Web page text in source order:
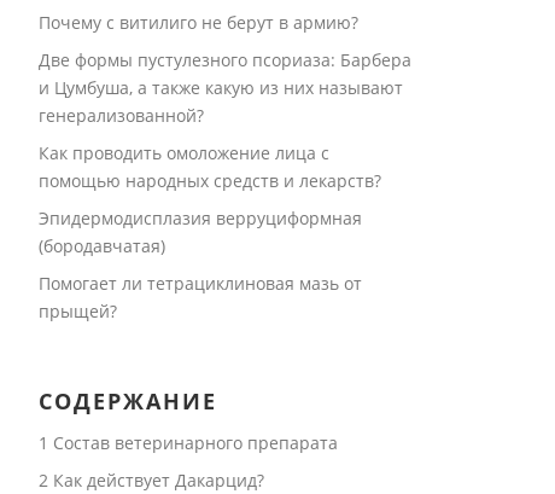
Почему с витилиго не берут в армию?
Две формы пустулезного псориаза: Барбера
и Цумбуша, а также какую из них называют
генерализованной?
Как проводить омоложение лица с
помощью народных средств и лекарств?
Эпидермодисплазия верруциформная
(бородавчатая)
Помогает ли тетрациклиновая мазь от
прыщей?
СОДЕРЖАНИЕ
1 Состав ветеринарного препарата
2Как действует Дакарцид?